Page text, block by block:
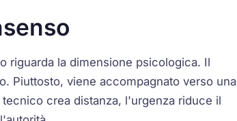
riguarda la dimensione psicologica. Il
Piuttosto, viene accompagnato verso una
crea distanza, l'urgenza riduce il